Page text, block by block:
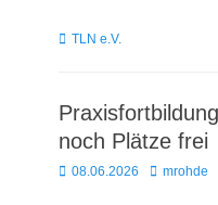
Kategorien
TLN e.V.
noch Plätze frei
Posted
08.06.2026 Autor
mrohde